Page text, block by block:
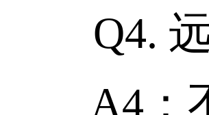
Q4. 远
A4：不